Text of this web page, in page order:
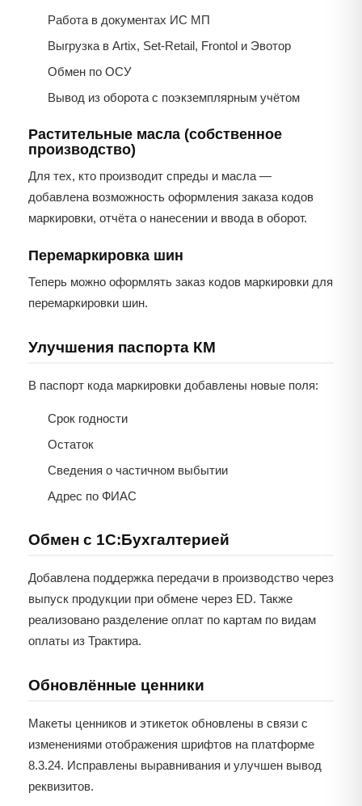
Работа в документах ИС МП
Выгрузка в Artix, Set-Retail, Frontol и Эвотор
Обмен по ОСУ
Вывод из оборота с поэкземплярным учётом
Растительные масла (собственное
производство)
Для тех, кто производит спреды и масла —
добавлена возможность оформления заказа кодов
маркировки, отчёта о нанесении и ввода в оборот.
Перемаркировка шин
Теперь можно оформлять заказ кодов маркировки для
перемаркировки шин.
Улучшения паспорта КМ
В паспорт кода маркировки добавлены новые поля:
Срок годности
Остаток
Сведения о частичном выбытии
Адрес по ФИАС
Обмен с 1С:Бухгалтерией
Добавлена поддержка передачи в производство через
выпуск продукции при обмене через ED. Также
реализовано разделение оплат по картам по видам
оплаты из Трактира.
Обновлённые ценники
Макеты ценников и этикеток обновлены в связи с
изменениями отображения шрифтов на платформе
8.3.24. Исправлены выравнивания и улучшен вывод
реквизитов.